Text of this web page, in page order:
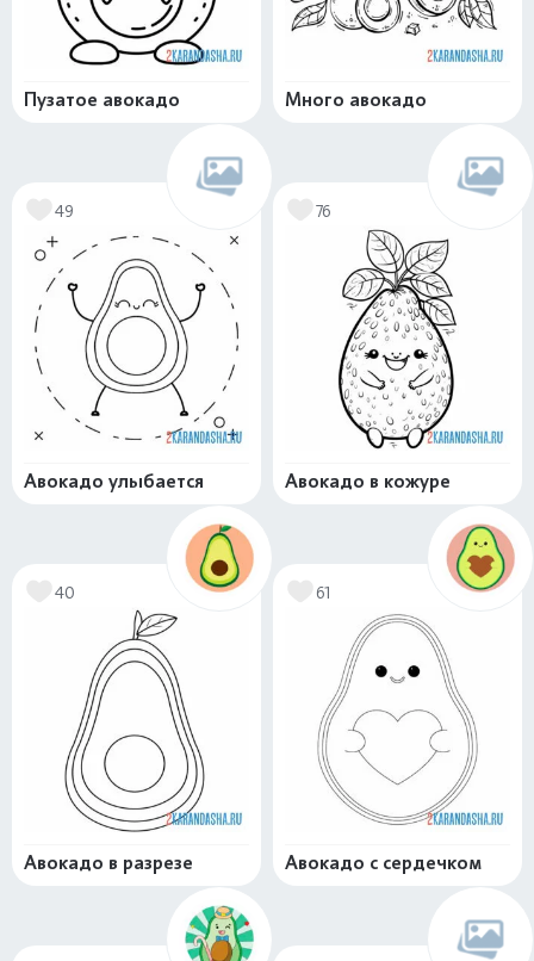
Пузатое авокадо Много авокадо
49
Авокадо улыбается
76
Авокадо в кожуре
40
Авокадо в разрезе
61
Авокадо с сердечком